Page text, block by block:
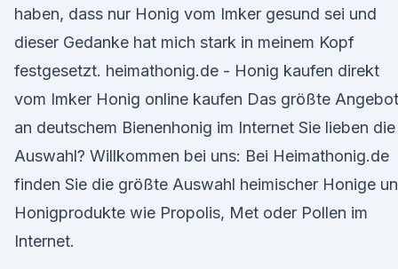
haben, dass nur Honig vom Imker gesund sei und
dieser Gedanke hat mich stark in meinem Kopf
festgesetzt. heimathonig.de - Honig kaufen direkt
vom Imker Honig online kaufen Das größte Angebot
an deutschem Bienenhonig im Internet Sie lieben die
Auswahl? Willkommen bei uns: Bei Heimathonig.de
finden Sie die größte Auswahl heimischer Honige
Honigprodukte wie Propolis, Met oder Pollen im
Internet.